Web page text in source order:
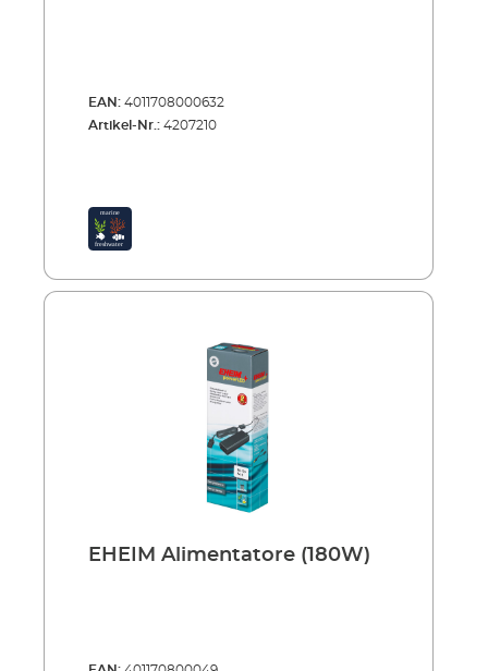
EAN: 4011708000632
Artikel-Nr.: 4207210
EHEIM Alimentatore (180W)